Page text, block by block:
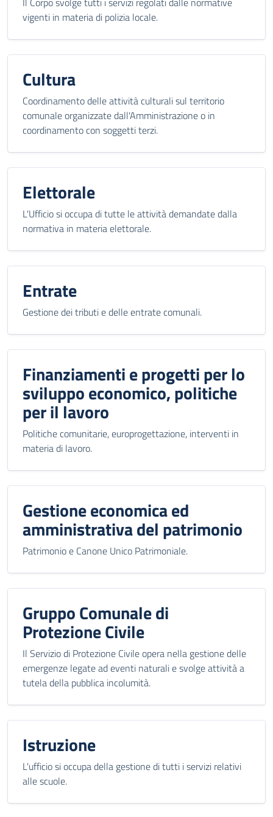
vigenti in materia di polizia locale.
Cultura
Coordinamento delle attività culturali sul territorio
comunale organizzate dall'Amministrazione o in
coordinamento con soggetti terzi.
Elettorale
L'Ufficio si occupa di tutte le attività demandate dalla
normativa in materia elettorale.
Entrate
Gestione dei tributi e delle entrate comunali.
Finanziamenti e progetti per lo
sviluppo economico, politiche
per il lavoro
Politiche comunitarie, europrogettazione, interventi in
materia di lavoro.
Gestione economica ed
amministrativa del patrimonio
Patrimonio e Canone Unico Patrimoniale.
Gruppo Comunale di
Protezione Civile
Il Servizio di Protezione Civile opera nella gestione delle
emergenze legate ad eventi naturali e svolge attività a
tutela della pubblica incolumità.
Istruzione
L'ufficio si occupa della gestione di tutti i servizi relativi
alle scuole.